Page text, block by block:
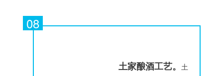
08
土家酿酒工艺。 土